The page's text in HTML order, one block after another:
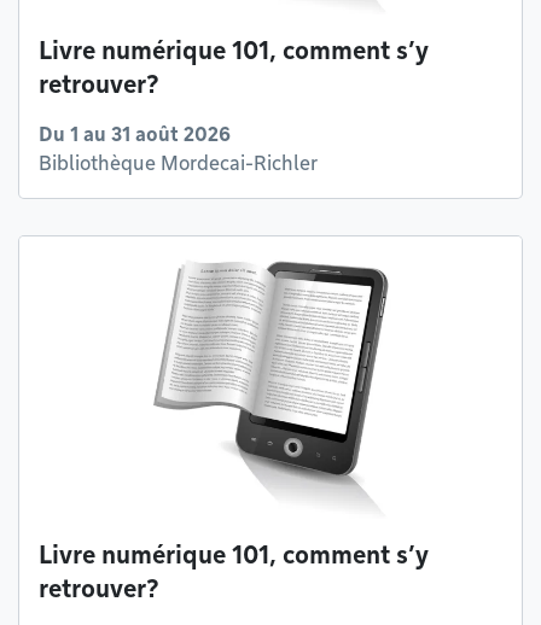
Livre numérique 101, comment s’y
retrouver?
Du 1 au 31 août 2026
Bibliothèque Mordecai-Richler
Livre numérique 101, comment s’y
retrouver?